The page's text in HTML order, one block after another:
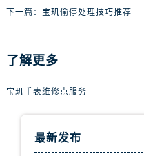
下一篇： 宝玑偷停处理技巧推荐
了解更多
宝玑手表维修点服务
最新发布